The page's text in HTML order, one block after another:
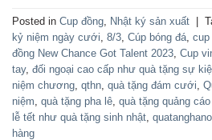
Posted in Cup đồng, Nhật ký sản xuất
kỷ niệm ngày cưới, 8/3, Cúp bóng đá, cup
đồng New Chance Got Talent 2023, Cup
tay, đối ngoại cao cấp như quà tặng sự
niệm chương, qthn, quà tặng đám cưới,
niệm, quà tặng pha lê, quà tặng quảng
lễ tết như quà tặng sinh nhật,
hàng